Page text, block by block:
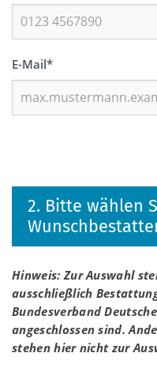
E-Mail*
2. Bitte wählen
Hinweis: Zur Auswahl
ausschließlich
Bundesverband
angeschlossen sind.
stehen hier nicht zur